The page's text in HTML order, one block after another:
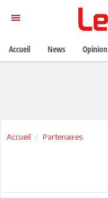
Accueil Partenaires
Accueil News Opinion